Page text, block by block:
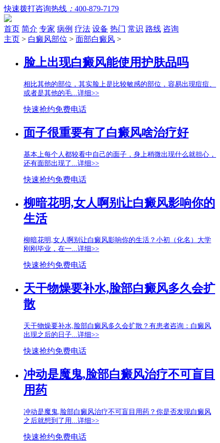
快速拨打咨询热线 ： 400-879-7179
首页 简介 专家 病例 疗法 设备 热门 常识 路线 咨询
主页 > 白癜风部位 > 面部白癜风 >
脸上出现白癜风能使用护肤品吗
相比其他的部位，其实脸上是比较敏感的部位，容易出现痘痘、
或者是其他的毛... 详细>>
快速抢约免费电话
面子很重要有了白癜风啥治疗好
基本上每个人都较看中自己的面子，身上稍微出现什么就担心，
还有面部出现了... 详细>>
快速抢约免费电话
柳暗花明,女人啊别让白癜风影响你的
生活
柳暗花明,女人啊别让白癜风影响你的生活？小初（化名）大学
刚刚毕业，在一...详细>>
快速抢约免费电话
天干物燥要补水,脸部白癜风多久会扩
散
天干物燥要补水,脸部白癜风多久会扩散？有患者咨询：白癜风
出现之后的日子...详细>>
快速抢约免费电话
冲动是魔鬼,脸部白癜风治疗不可盲目
用药
冲动是魔鬼,脸部白癜风治疗不可盲目用药？你是否发现白癜风
之后就想到了用...详细>>
快速抢约免费电话